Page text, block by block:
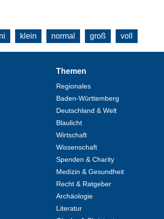
klein normal groß voll
Themen
Regionales
Baden-Württemberg
Deutschland & Welt
Blaulicht
Wirtschaft
Wissenschaft
Spenden & Charity
Medizin & Gesundheit
Recht & Ratgeber
Archäologie
Literatur